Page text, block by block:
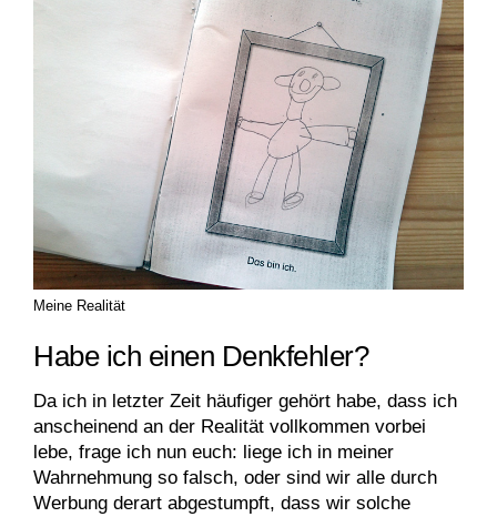
Meine Realität
Habe ich einen Denkfehler?
Da ich in letzter Zeit häufiger gehört habe, dass ich
anscheinend an der Realität vollkommen vorbei
lebe, frage ich nun euch: liege ich in meiner
Wahrnehmung so falsch, oder sind wir alle durch
Werbung derart abgestumpft, dass wir solche